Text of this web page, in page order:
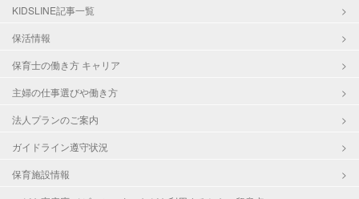
KIDSLINE記事一覧
保活情報
保育士の働き方 キャリア
主婦の仕事選びや働き方
法人プランのご案内
ガイドライン遵守状況
保育施設情報